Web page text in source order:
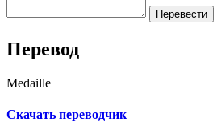
Перевод
Medaille
Скачать переводчик